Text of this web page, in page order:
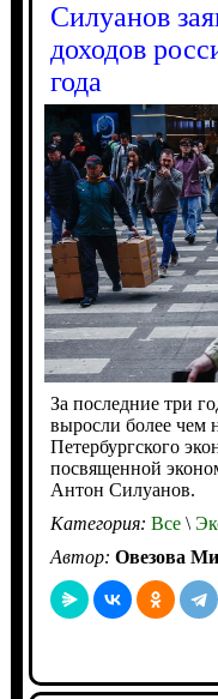
Силуанов
доходов
года
За последние три
выросли более чем
Петербургского
посвященной
Антон Силуанов.
Категория: Все\
Автор: Овезова